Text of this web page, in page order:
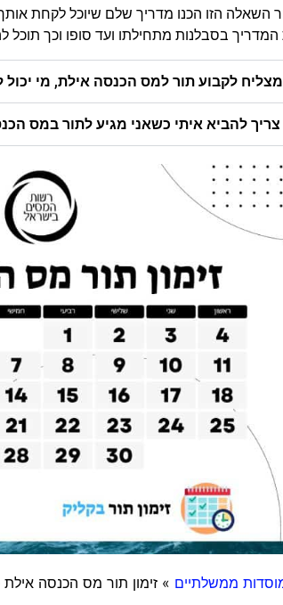
השאלה הזו הכנו מדריך שלם שיוכל לקחת
בסבלנות מתחילתו ועד סופו וכך תוכל
לקבוע תור למס הכנסה אילת, מי יכול
להביא איתי כשאני מגיע לתור במס
ממשלתיים » זימון תור מס הכנסה